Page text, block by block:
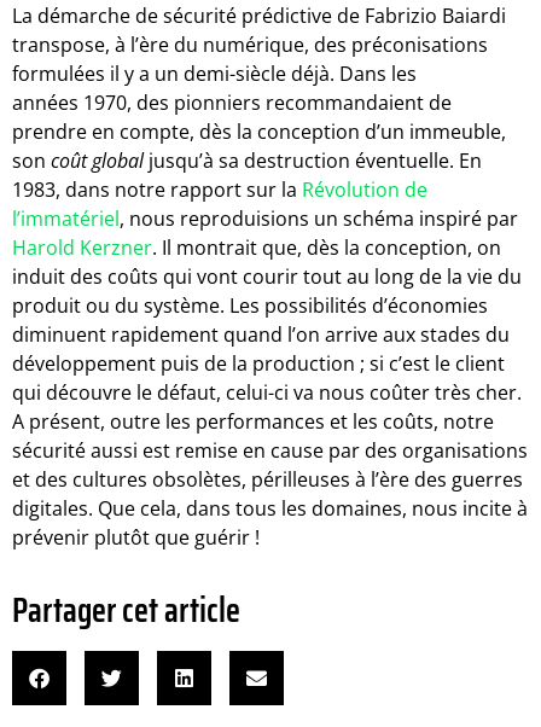
La démarche de sécurité prédictive de Fabrizio Baiardi
transpose, à l’ère du numérique, des préconisations
formulées il y a un demi-siècle déjà. Dans les
années 1970, des pionniers recommandaient de
prendre en compte, dès la conception d’un immeuble,
son coût globaljusqu’à sa destruction éventuelle. En
1983, dans notre rapport sur la Révolution de
l’immatériel, nous reproduisions un schéma inspiré par
Harold Kerzner. Il montrait que, dès la conception, on
induit des coûts qui vont courir tout au long de la vie du
produit ou du système. Les possibilités d’économies
diminuent rapidement quand l’on arrive aux stades du
développement puis de la production ; si c’est le client
qui découvre le défaut, celui-ci va nous coûter très cher.
A présent, outre les performances et les coûts, notre
sécurité aussi est remise en cause par des organisations
et des cultures obsolètes, périlleuses à l’ère des guerres
digitales. Que cela, dans tous les domaines, nous incite à
prévenir plutôt que guérir !
Partager cet article